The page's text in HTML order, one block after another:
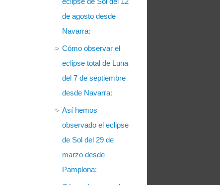
de agosto desde
Navarra:
Cómo observar el
eclipse total de Luna
del 7 de septiembre
desde Navarra:
Así hemos
observado el eclipse
de Sol del 29 de
marzo desde
Pamplona: